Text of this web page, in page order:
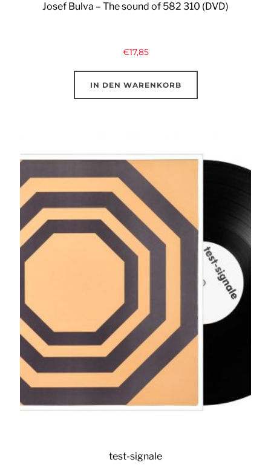
Josef Bulva – The sound of 582 310 (DVD)
€17,85
IN DEN WARENKORB
test-signale